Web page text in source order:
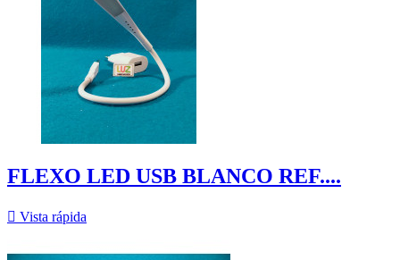
FLEXO LED USB BLANCO REF....
 Vista rápida